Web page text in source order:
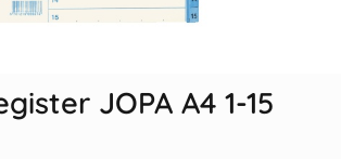
20 kr/st
JOPA A4 1-15